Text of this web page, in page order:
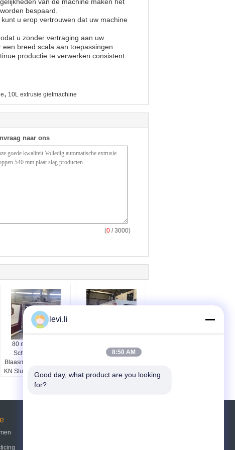
bespaard.
u erop vertrouwen dat uw machine
u zonder vertraging aan uw
breed scala aan toepassingen.
productie te verwerken.consistent
, 10L extrusie gietmachine
naar ons
(0 / 3000)
80 mm Hogedruk
Schroef Extrusie
Blaasmachine met 150
KN Sluitkracht en Multi-
Kop Configuratie voor
Plastic
Flessenproductie
met 220 tot 620
platenopendingen voor
de verwerking van
levi.li
8:50 AM
Good day, what product are you looking
for?